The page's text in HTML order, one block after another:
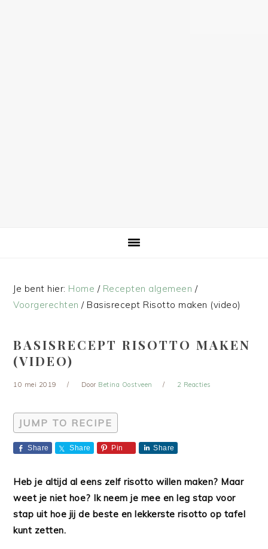
Je bent hier: Home / Recepten algemeen /
Voorgerechten /Basisrecept Risotto maken (video)
BASISRECEPT RISOTTO MAKEN
(VIDEO)
10 mei 2019 Door Betina Oostveen 2 Reacties
JUMP TO RECIPE
Share Share Pin Share
Heb je altijd al eens zelf risotto willen maken? Maar
weet je niet hoe? Ik neem je mee en leg stap voor
stap uit hoe jij de beste en lekkerste risotto op tafel
kunt zetten.